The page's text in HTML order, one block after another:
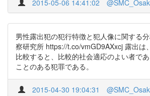
2015-05-06 14:41:02
男性露出犯の犯行特徴と犯人像に関する
察研究所 https://t.co/vmGD9AXxcj 露出は
比較すると、比較的社会適応のよい者で
ことのある犯罪である。
2015-04-30 19:04:31